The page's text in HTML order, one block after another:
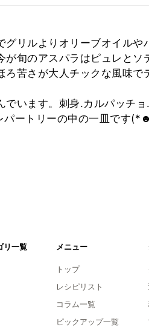
グリルよりオリーブオイルや
が旬のアスパラはピュレとソ
苦さが大人チックな風味で
でいます。刺身.カルパッチ
パートリーの中の一皿です
リ一覧 メニュー
トップ
レシピリスト
コラム一覧
ピックアップ一覧